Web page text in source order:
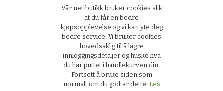
Vår nettbutikk bruker cookies slik
at du får en bedre
kjøpsopplevelse og vi kan yte deg
bedre service. Vi bruker cookies
hovedsaklig til å lagre
innloggingsdetaljer og huske hva
du har puttet i handlekurven din.
Fortsett å bruke siden som
normalt om du godtar dette. Les